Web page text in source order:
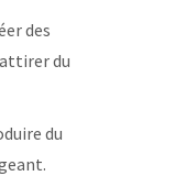
des
du
du